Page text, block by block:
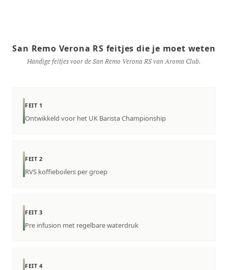
San Remo Verona RS feitjes die je moet weten
Handige feitjes voor de San Remo Verona RS van Aroma Club.
FEIT 1
Ontwikkeld voor het UK Barista Championship
FEIT 2
RVS koffieboilers per groep
FEIT 3
Pre infusion met regelbare waterdruk
FEIT 4